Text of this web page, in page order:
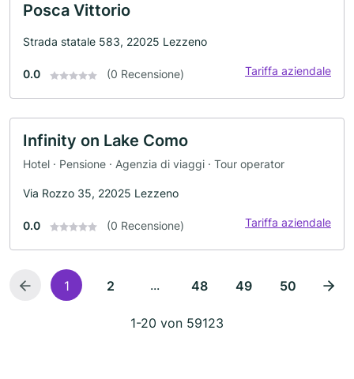
Posca Vittorio
Strada statale 583, 22025 Lezzeno
0.0 (0 Recensione) Tariffa aziendale
Infinity on Lake Como
Hotel · Pensione · Agenzia di viaggi · Tour operator
Via Rozzo 35, 22025 Lezzeno
0.0 (0 Recensione) Tariffa aziendale
1 2 ... 48 49 50
1-20 von 59123